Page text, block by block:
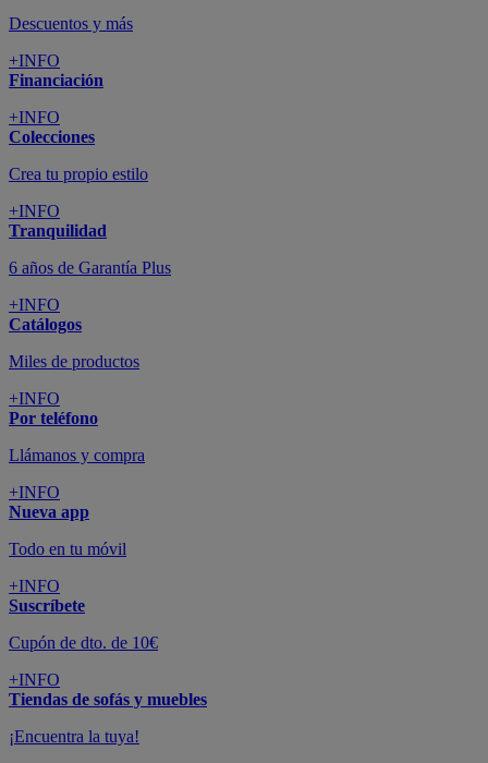
Descuentos y más
+INFO
Financiación
+INFO
Colecciones
Crea tu propio estilo
+INFO
Tranquilidad
6 años de Garantía Plus
+INFO
Catálogos
Miles de productos
+INFO
Por teléfono
Llámanos y compra
+INFO
Nueva app
Todo en tu móvil
+INFO
Suscríbete
Cupón de dto. de 10€
+INFO
Tiendas de sofás y muebles
¡Encuentra la tuya!